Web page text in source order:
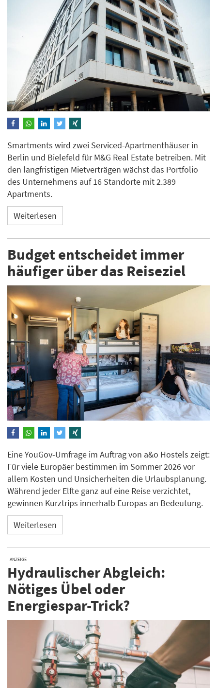
Smartments wird zwei Serviced-Apartmenthäuser in
Berlin und Bielefeld für M&G Real Estate betreiben. Mit
den langfristigen Mietverträgen wächst das Portfolio
des Unternehmens auf 16 Standorte mit 2.389
Apartments.
Weiterlesen
Budget entscheidet immer
häufiger über das Reiseziel
Eine YouGov-Umfrage im Auftrag von a&o Hostels zeigt:
Für viele Europäer bestimmen im Sommer 2026 vor
allem Kosten und Unsicherheiten die Urlaubsplanung.
Während jeder Elfte ganz auf eine Reise verzichtet,
gewinnen Kurztrips innerhalb Europas an Bedeutung.
Weiterlesen
ANZEIGE
Hydraulischer Abgleich:
Nötiges Übel oder
Energiespar-Trick?